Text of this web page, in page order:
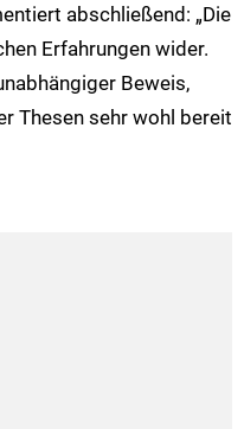
abschließend: „Die
Erfahrungen wider.
Beweis,
Thesen sehr wohl bereit